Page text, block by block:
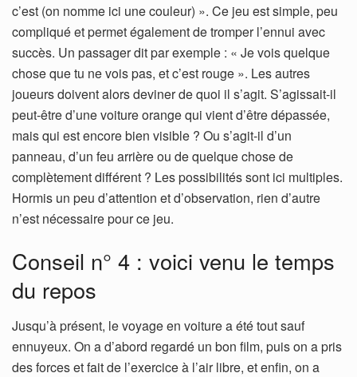
c’est (on nomme ici une couleur) ». Ce jeu est simple, peu
compliqué et permet également de tromper l’ennui avec
succès. Un passager dit par exemple : « Je vois quelque
chose que tu ne vois pas, et c’est rouge ». Les autres
joueurs doivent alors deviner de quoi il s’agit. S’agissait-il
peut-être d’une voiture orange qui vient d’être dépassée,
mais qui est encore bien visible ? Ou s’agit-il d’un
panneau, d’un feu arrière ou de quelque chose de
complètement différent ? Les possibilités sont ici multiples.
Hormis un peu d’attention et d’observation, rien d’autre
n’est nécessaire pour ce jeu.
Conseil n° 4 : voici venu le temps
du repos
Jusqu’à présent, le voyage en voiture a été tout sauf
ennuyeux. On a d’abord regardé un bon film, puis on a pris
des forces et fait de l’exercice à l’air libre, et enfin, on a